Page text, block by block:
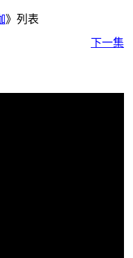
》列表
下一集